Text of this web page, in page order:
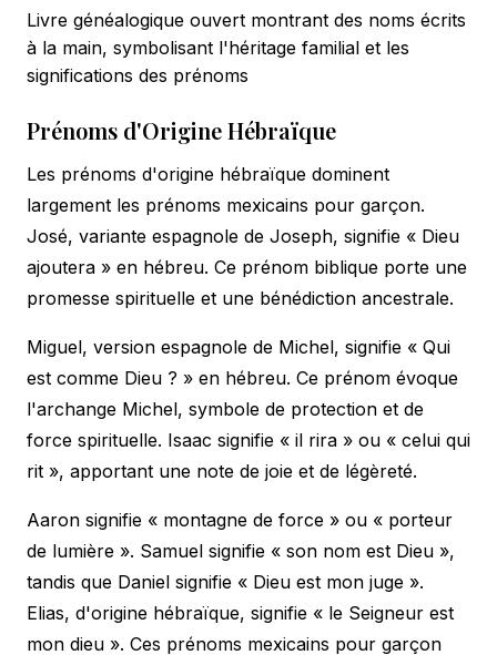
Livre généalogique ouvert montrant des noms écrits
à la main, symbolisant l'héritage familial et les
significations des prénoms
Prénoms d'Origine Hébraïque
Les prénoms d'origine hébraïque dominent
largement les prénoms mexicains pour garçon.
José, variante espagnole de Joseph, signifie « Dieu
ajoutera » en hébreu. Ce prénom biblique porte une
promesse spirituelle et une bénédiction ancestrale.
Miguel, version espagnole de Michel, signifie « Qui
est comme Dieu ? » en hébreu. Ce prénom évoque
l'archange Michel, symbole de protection et de
force spirituelle. Isaac signifie « il rira » ou « celui qui
rit », apportant une note de joie et de légèreté.
Aaron signifie « montagne de force » ou « porteur
de lumière ». Samuel signifie « son nom est Dieu »,
tandis que Daniel signifie « Dieu est mon juge ».
Elias, d'origine hébraïque, signifie « le Seigneur est
mon dieu ». Ces prénoms mexicains pour garçon